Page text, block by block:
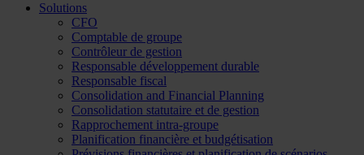
Solutions
CFO
Comptable de groupe
Contrôleur de gestion
Responsable développement durable
Responsable fiscal
Consolidation and Financial Planning
Consolidation statutaire et de gestion
Rapprochement intra-groupe
Planification financière et budgétisation